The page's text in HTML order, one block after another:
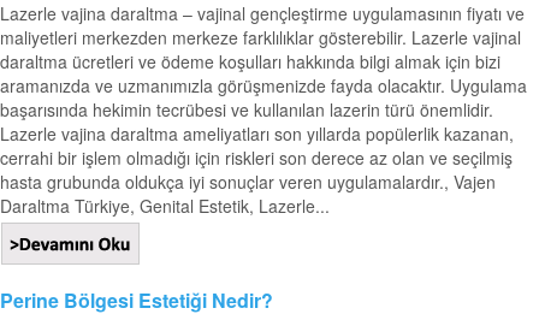
Lazerle vajina daraltma – vajinal gençleştirme uygulamasının fiyatı ve
maliyetleri merkezden merkeze farklılıklar gösterebilir. Lazerle vajinal
daraltma ücretleri ve ödeme koşulları hakkında bilgi almak için bizi
aramanızda ve uzmanımızla görüşmenizde fayda olacaktır. Uygulama
başarısında hekimin tecrübesi ve kullanılan lazerin türü önemlidir.
Lazerle vajina daraltma ameliyatları son yıllarda popülerlik kazanan,
cerrahi bir işlem olmadığı için riskleri son derece az olan ve seçilmiş
hasta grubunda oldukça iyi sonuçlar veren uygulamalardır., Vajen
Daraltma Türkiye, Genital Estetik, Lazerle...
Perine Bölgesi Estetiği Nedir?